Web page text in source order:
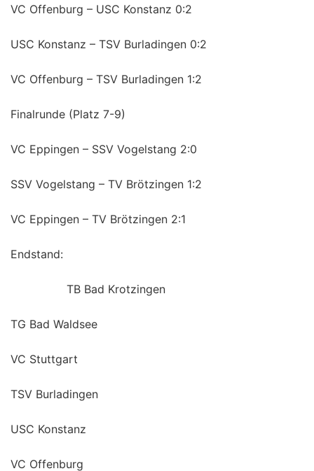
VC Offenburg – USC Konstanz 0:2
USC Konstanz – TSV Burladingen 0:2
VC Offenburg – TSV Burladingen 1:2
Finalrunde (Platz 7-9)
VC Eppingen – SSV Vogelstang 2:0
SSV Vogelstang – TV Brötzingen 1:2
VC Eppingen – TV Brötzingen 2:1
Endstand:
TB Bad Krotzingen
TG Bad Waldsee
VC Stuttgart
TSV Burladingen
USC Konstanz
VC Offenburg